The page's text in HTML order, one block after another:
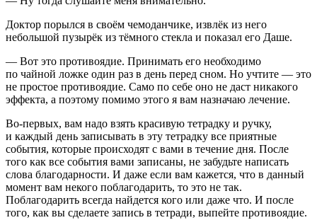
Доктор порылся в своём чемоданчике, извлёк из него
небольшой пузырёк из тёмного стекла и показал его Даше.
— Вот это противоядие. Принимать его необходимо
по чайной ложке один раз в день перед сном. Но учтите — это
не простое противоядие. Само по себе оно не даст никакого
эффекта, а поэтому помимо этого я вам назначаю лечение.
Во-первых, вам надо взять красивую тетрадку и ручку,
и каждый день записывать в эту тетрадку все приятные
события, которые происходят с вами в течение дня. После
того как все события вами записаны, не забудьте написать
слова благодарности. И даже если вам кажется, что в данный
момент вам некого поблагодарить, то это не так.
Поблагодарить всегда найдется кого или даже что. И после
того, как вы сделаете запись в тетради, выпейте противоядие.